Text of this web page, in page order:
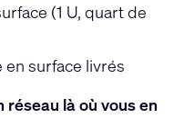
(1 U, quart de
surface livrés
là où vous en